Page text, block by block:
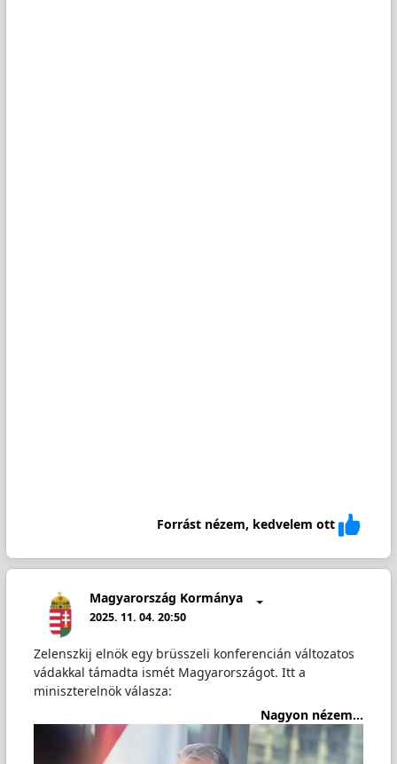
Forrást nézem, kedvelem ott
Magyarország Kormánya
2025. 11. 04. 20:50
Zelenszkij elnök egy brüsszeli konferencián változatos
vádakkal támadta ismét Magyarországot. Itt a
miniszterelnök válasza:
Nagyon nézem...